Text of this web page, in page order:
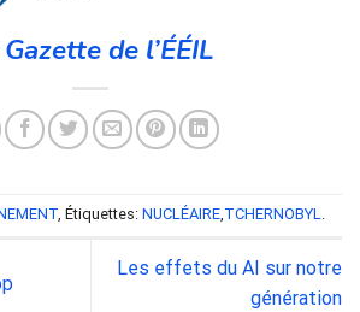
de l’ÉÉIL
, Étiquettes: NUCLÉAIRE,TCHERNOBYL.
Les effets du AI sur notre
génération